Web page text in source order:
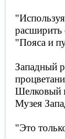
расширить
"Пояса и
Западный
Шелковый
Музея
"Это